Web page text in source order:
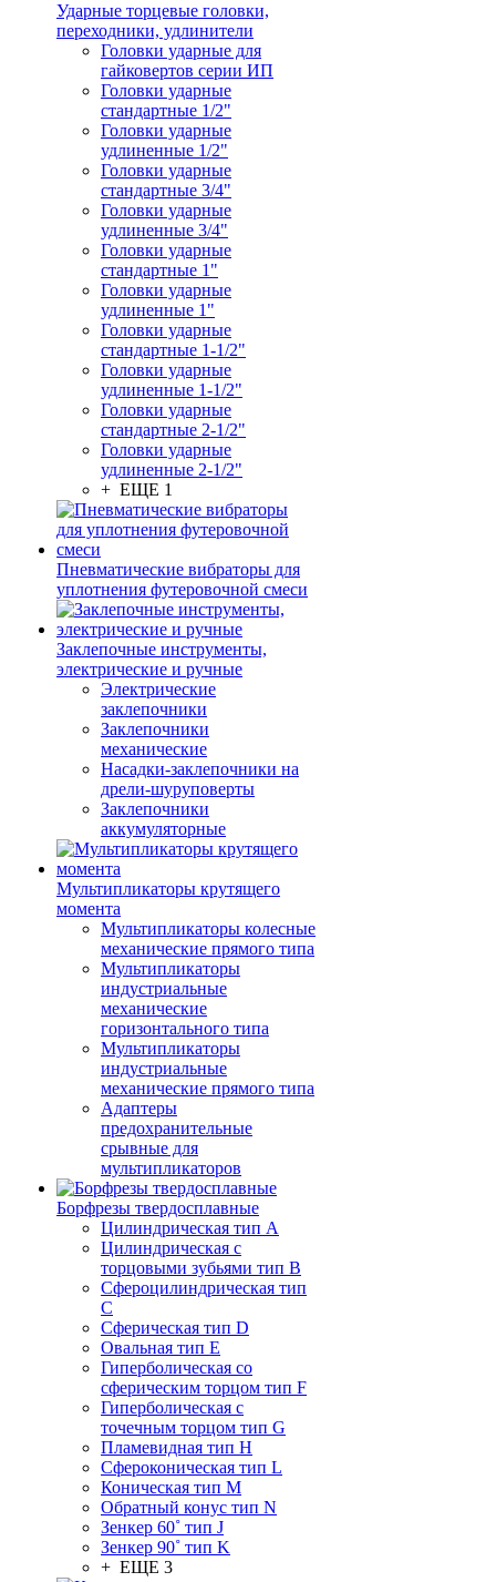
Ударные торцевые головки,
переходники, удлинители
Головки ударные для
гайковертов серии ИП
Головки ударные
стандартные 1/2"
Головки ударные
удлиненные 1/2"
Головки ударные
стандартные 3/4"
Головки ударные
удлиненные 3/4"
Головки ударные
стандартные 1"
Головки ударные
удлиненные 1"
Головки ударные
стандартные 1-1/2"
Головки ударные
удлиненные 1-1/2"
Головки ударные
стандартные 2-1/2"
Головки ударные
удлиненные 2-1/2"
+ ЕЩЕ 1
Пневматические вибраторы для
уплотнения футеровочной смеси
Заклепочные инструменты,
электрические и ручные
Электрические
заклепочники
Заклепочники
механические
Насадки-заклепочники на
дрели-шуруповерты
Заклепочники
аккумуляторные
Мультипликаторы крутящего
момента
Мультипликаторы колесные
механические прямого типа
Мультипликаторы
индустриальные
механические
горизонтального типа
Мультипликаторы
индустриальные
механические прямого типа
Адаптеры
предохранительные
срывные для
мультипликаторов
Борфрезы твердосплавные
Цилиндрическая тип A
Цилиндрическая с
торцовыми зубьями тип B
Сфероцилиндрическая тип
C
Сферическая тип D
Овальная тип E
Гиперболическая со
сферическим торцом тип F
Гиперболическая с
точечным торцом тип G
Пламевидная тип H
Сфероконическая тип L
Коническая тип M
Обратный конус тип N
Зенкер 60˚ тип J
Зенкер 90˚ тип K
+ ЕЩЕ 3